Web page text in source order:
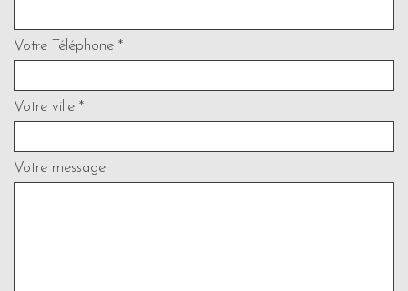
Votre Téléphone *
Votre ville *
Votre message